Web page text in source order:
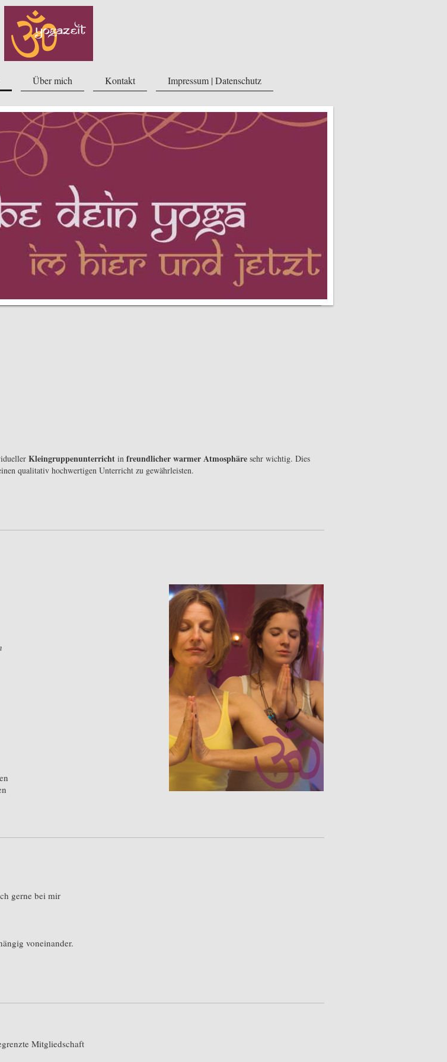
Über mich Kontakt Impressum | Datenschutz
Kleingruppenunterricht in freundlicher warmer Atmosphäre sehr wichtig. Dies
qualitativ hochwertigen Unterricht zu gewährleisten.
gerne bei mir
voneinander.
Mitgliedschaft